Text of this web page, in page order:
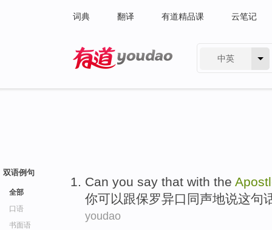
词典 翻译 有道精品课 云笔记
中英
双语例句
全部
口语
书面语
Can you say that with the
你可以跟保罗异口同声地说这句
youdao